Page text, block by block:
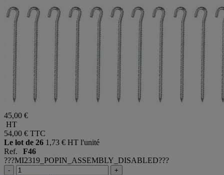
45,00 €
HT
54,00 € TTC
Le lot de 26 1,73 € HT l'unité
Ref. F46
???MI2319_POPIN_ASSEMBLY_DISABLED???
- +